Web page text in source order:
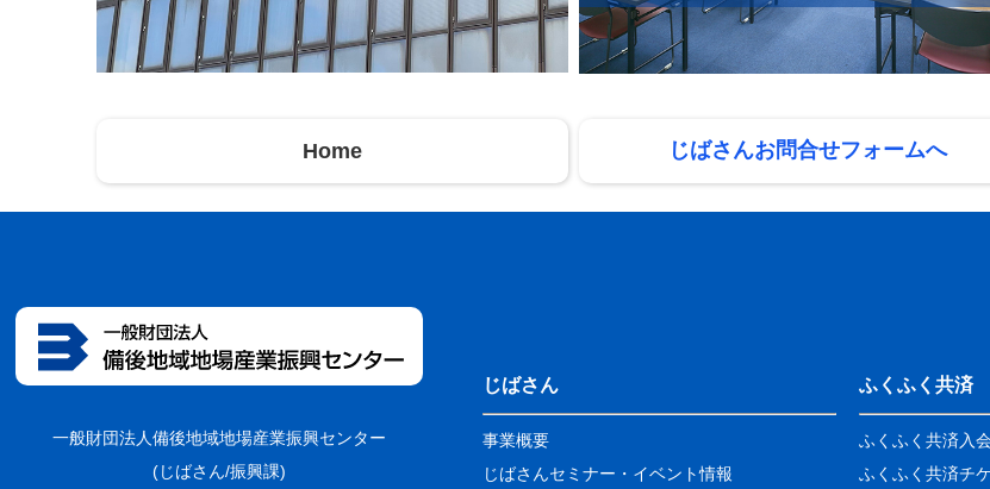
Home じばさんお問合せフォームへ
一般財団法人備後地域地場産業振興センター
(じばさん/振興課)
じばさん
事業概要
じばさんセミナー・イベント情報
ふくふく共済
ふくふく共済入
ふくふく共済チ